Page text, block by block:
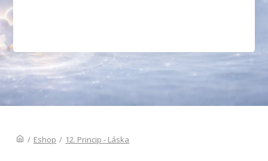
/ Eshop / 12. Princip - Láska